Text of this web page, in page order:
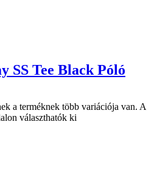
SS Tee Black Póló
a terméknek több variációja van. A
választhatók ki